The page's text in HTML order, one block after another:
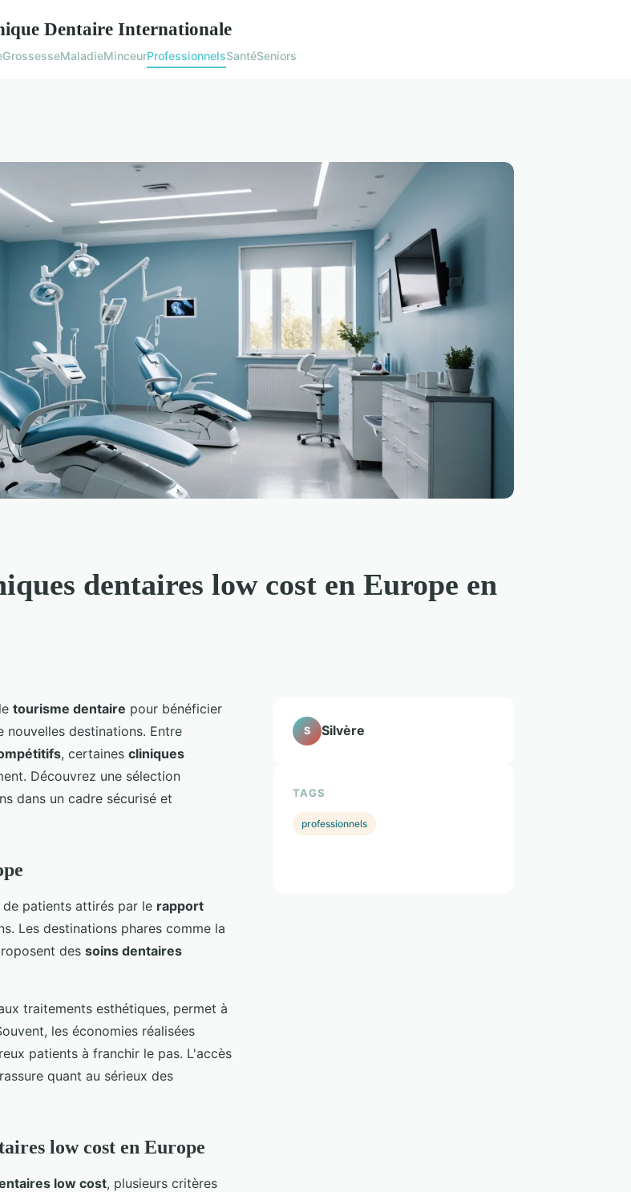
Dentaire Internationale
GrossesseMaladieMinceurProfessionnelsSantéSeniors
dentaires low cost en Europe en
tourisme dentaire pour bénéficier
nouvelles destinations. Entre
, certaines cliniques
Découvrez une sélection
dans un cadre sécurisé et
patients attirés par le rapport
Les destinations phares comme la
des soins dentaires
traitements esthétiques, permet à
les économies réalisées
patients à franchir le pas. L'accès
rassure quant au sérieux des
low cost en Europe
low cost, plusieurs critères
S Silvère
TAGS
professionnels